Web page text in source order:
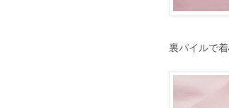
裏パイルで